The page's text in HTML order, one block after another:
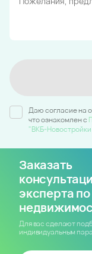
Даю согласие на
что ознакомлен c
"ВКБ-Новостройки
Заказать
эксперта по
Для вас сделают
индивидуальным